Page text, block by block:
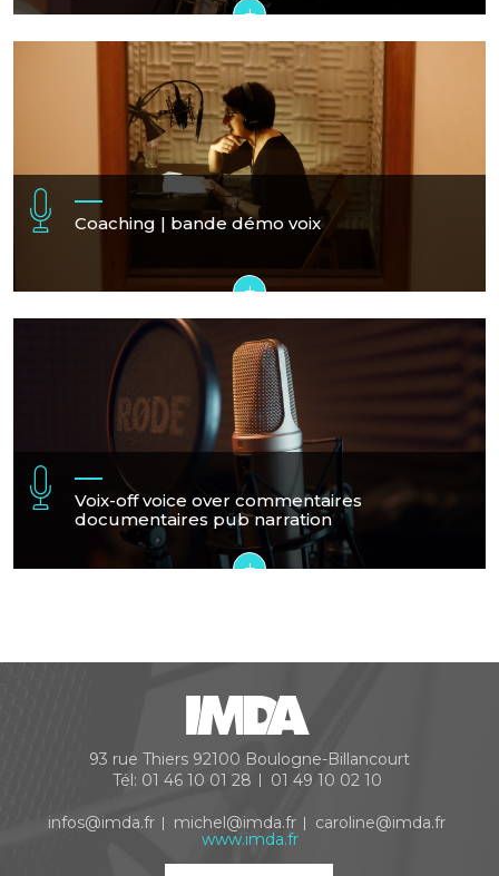
+
Coaching | bande démo voix
+
Voix-off voice over commentaires
documentaires pub narration
+
93 rue Thiers 92100 Boulogne-Billancourt
Tél: 01 46 10 01 28 01 49 10 02 10
infos@imda.fr michel@imda.fr caroline@imda.fr
www.imda.fr